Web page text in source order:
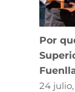
Por
24